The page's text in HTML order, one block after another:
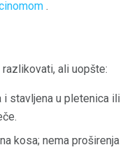
.
ali uopšte:
i stavljena u pletenica ili
kosa; nema proširenja